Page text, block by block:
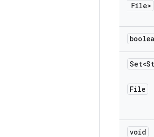
File>
File
void